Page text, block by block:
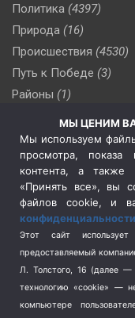
Политика (4397)
Природа (16)
Происшествия (4530)
Путь к Победе (3)
Районы (1)
(510)
Сельское хозяйство
Социальная политика
Спецоперация в
Спецоперация на
Спорт (740)
Терроризм (1)
Транспорт (262)
Туризм (178)
МЫ ЦЕНИМ
Мы используем
просмотра, показа
контента, а также
«Принять все», вы
файлов cookie, и
конфиденциальности
Этот сайт
предоставляемый
Л. Толстого, 16 (далее —
технологию «cookie» —
компьютере